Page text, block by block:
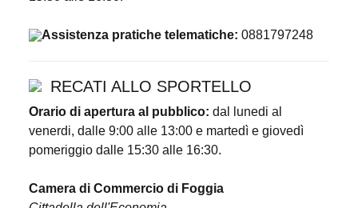
Assistenza pratiche telematiche: 0881797248
RECATI ALLO SPORTELLO
Orario di apertura al pubblico: dal lunedi al
venerdi, dalle 9:00 alle 13:00 e martedì e giovedì
pomeriggio dalle 15:30 alle 16:30.
Camera di Commercio di Foggia